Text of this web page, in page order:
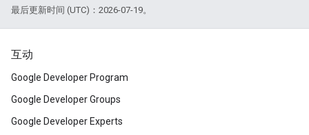
最后更新时间 (UTC)：2026-07-19。
互动
Google Developer Program
Google Developer Groups
Google Developer Experts